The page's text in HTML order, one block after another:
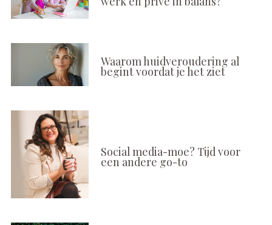
Waarom huidveroudering al
begint voordat je het ziet
Social media-moe? Tijd voor
een andere go-to